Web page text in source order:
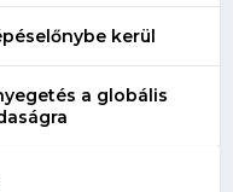
kerül
a globális